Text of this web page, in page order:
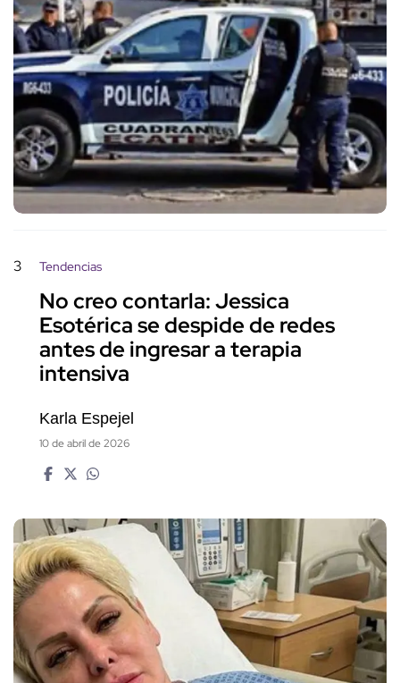
3 Tendencias
No creo contarla: Jessica
Esotérica se despide de redes
antes de ingresar a terapia
intensiva
Karla Espejel
10 de abril de 2026